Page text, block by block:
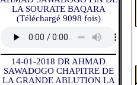
LA SOURATE BAQARA
(Téléchargé 9098 fois)
14-01-2018 DR AHMAD
SAWADOGO CHAPITRE DE
LA GRANDE ABLUTION LA